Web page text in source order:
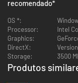
recomendado*
OS *:
Processor:
Intel
Graphics:
DirectX:
Storage:
3500
Produtos